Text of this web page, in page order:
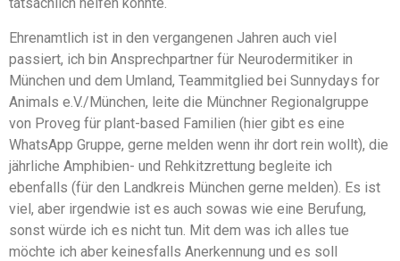
tatsächlich helfen konnte.
Ehrenamtlich ist in den vergangenen Jahren auch viel
passiert, ich bin Ansprechpartner für Neurodermitiker in
München und dem Umland, Teammitglied bei Sunnydays for
Animals e.V./München, leite die Münchner Regionalgruppe
von Proveg für plant-based Familien (hier gibt es eine
WhatsApp Gruppe, gerne melden wenn ihr dort rein wollt), die
jährliche Amphibien- und Rehkitzrettung begleite ich
ebenfalls (für den Landkreis München gerne melden). Es ist
viel, aber irgendwie ist es auch sowas wie eine Berufung,
sonst würde ich es nicht tun. Mit dem was ich alles tue
möchte ich aber keinesfalls Anerkennung und es soll